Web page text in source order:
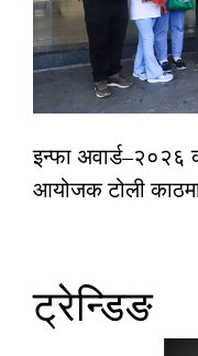
इन्फा अवार्ड–२०२६
आयोजक टोली
ट्रेन्डिङ